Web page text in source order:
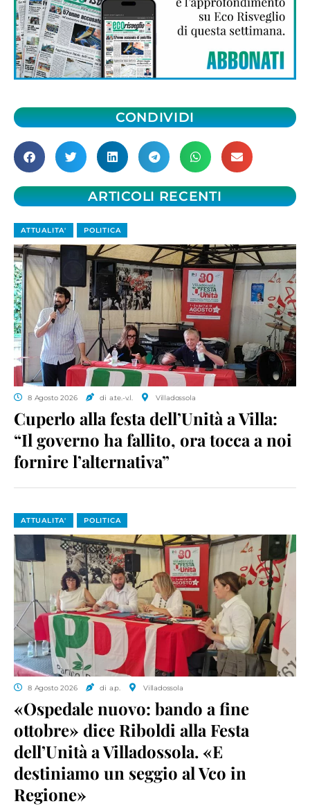
CONDIVIDI
ARTICOLI RECENTI
ATTUALITA' POLITICA
8 Agosto 2026 di a.te.-v.l. Villadossola
Cuperlo alla festa dell’Unità a Villa:
“Il governo ha fallito, ora tocca a noi
fornire l’alternativa”
ATTUALITA' POLITICA
8 Agosto 2026 di a.p. Villadossola
«Ospedale nuovo: bando a fine
ottobre» dice Riboldi alla Festa
dell’Unità a Villadossola. «E
destiniamo un seggio al Vco in
Regione»